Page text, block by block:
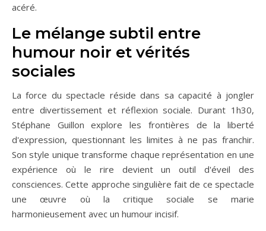
acéré.
Le mélange subtil entre
humour noir et vérités
sociales
La force du spectacle réside dans sa capacité à jongler
entre divertissement et réflexion sociale. Durant 1h30,
Stéphane Guillon explore les frontières de la liberté
d'expression, questionnant les limites à ne pas franchir.
Son style unique transforme chaque représentation en une
expérience où le rire devient un outil d'éveil des
consciences. Cette approche singulière fait de ce spectacle
une œuvre où la critique sociale se marie
harmonieusement avec un humour incisif.